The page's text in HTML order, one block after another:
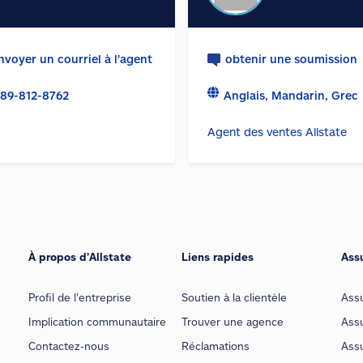
un courriel à l'agent
812-8762
obtenir une soumission
Anglais, Mandarin, Grec
Agent des ventes Allstate
À propos d’Allstate
Profil de l’entreprise
Implication communautaire
Contactez-nous
Liens rapides
Soutien à la clientèle
Trouver une agence
Réclamations